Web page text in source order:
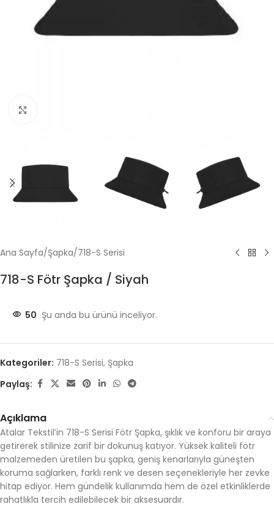
Ana Sayfa/Şapka/718-S Serisi
718-S Fötr Şapka / Siyah
50 Şu anda bu ürünü inceliyor.
Kategoriler: 718-S Serisi, Şapka
Paylaş:
Açıklama
Atalar Tekstil’in 718-S Serisi Fötr Şapka, şıklık ve konforu bir araya
getirerek stilinize zarif bir dokunuş katıyor. Yüksek kaliteli fötr
malzemeden üretilen bu şapka, geniş kenarlarıyla güneşten
koruma sağlarken, farklı renk ve desen seçenekleriyle her zevke
hitap ediyor. Hem gündelik kullanımda hem de özel etkinliklerde
rahatlıkla tercih edilebilecek bir aksesuardır.